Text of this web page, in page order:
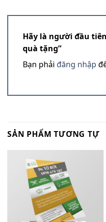
Hãy là người đầu
quà tặng”
Bạn phải đăng nhập
SẢN PHẨM TƯƠNG TỰ